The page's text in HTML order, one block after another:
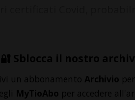
🔐 Sblocca il nostro
un abbonamento Archivio
MyTioAbo per accedere